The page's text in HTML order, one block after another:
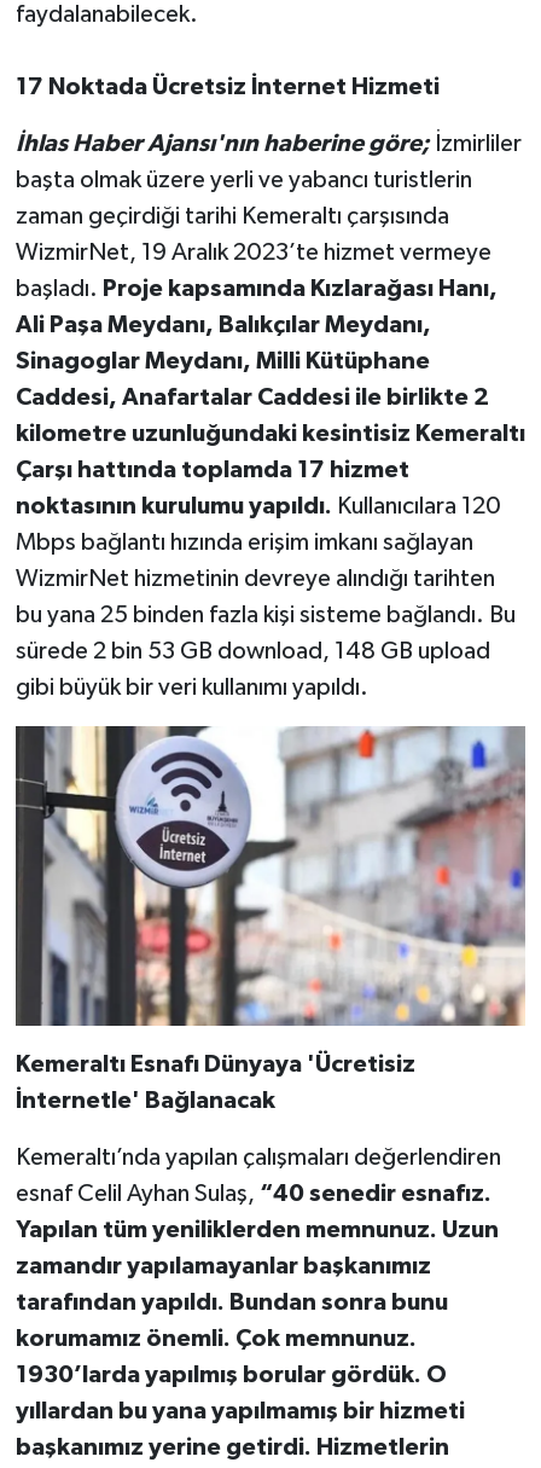
faydalanabilecek.
17 Noktada Ücretsiz İnternet Hizmeti
İhlas Haber Ajansı'nın haberine göre;İzmirliler
başta olmak üzere yerli ve yabancı turistlerin
zaman geçirdiği tarihi Kemeraltı çarşısında
WizmirNet, 19 Aralık 2023’te hizmet vermeye
başladı. Proje kapsamında Kızlarağası Hanı,
Ali Paşa Meydanı, Balıkçılar Meydanı,
Sinagoglar Meydanı, Milli Kütüphane
Caddesi, Anafartalar Caddesi ile birlikte 2
kilometre uzunluğundaki kesintisiz Kemeraltı
Çarşı hattında toplamda 17 hizmet
noktasının kurulumu yapıldı. Kullanıcılara 120
Mbps bağlantı hızında erişim imkanı sağlayan
WizmirNet hizmetinin devreye alındığı tarihten
bu yana 25 binden fazla kişi sisteme bağlandı. Bu
sürede 2 bin 53 GB download, 148 GB upload
gibi büyük bir veri kullanımı yapıldı.
Kemeraltı Esnafı Dünyaya 'Ücretisiz
İnternetle' Bağlanacak
Kemeraltı’nda yapılan çalışmaları değerlendiren
esnaf Celil Ayhan Sulaş, “40 senedir esnafız.
Yapılan tüm yeniliklerden memnunuz. Uzun
zamandır yapılamayanlar başkanımız
tarafından yapıldı. Bundan sonra bunu
korumamız önemli. Çok memnunuz.
1930’larda yapılmış borular gördük. O
yıllardan bu yana yapılmamış bir hizmeti
başkanımız yerine getirdi. Hizmetlerin